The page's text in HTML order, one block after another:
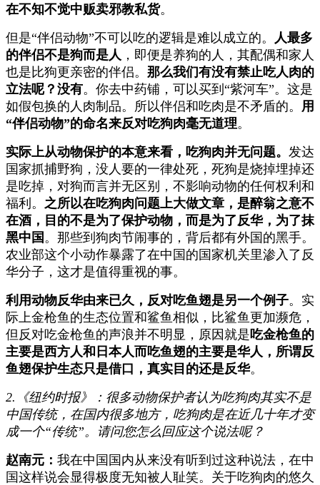
在不知不觉中贩卖邪教私货。
但是“伴侣动物”不可以吃的逻辑是难以成立的。
人最多
的伴侣不是狗而是人 ，即便是养狗的人，其配偶和家人
也是比狗更亲密的伴侣。 那么我们有没有禁止吃人肉的
立法呢？没有。你去中药铺，可以买到“紫河车”。这是
如假包换的人肉制品。所以伴侣和吃肉是不矛盾的。 用
“伴侣动物”的命名来反对吃狗肉毫无道理。
实际上从动物保护的本意来看，吃狗肉并无问题。 发达
国家抓捕野狗，没人要的一律处死，死狗是烧掉埋掉还
是吃掉，对狗而言并无区别，不影响动物的任何权利和
福利。 之所以在吃狗肉问题上大做文章，是醉翁之意不
在酒，目的不是为了保护动物，而是为了反华，为了抹
黑中国 。那些到狗肉节闹事的，背后都有外国的黑手。
农业部这个小动作暴露了在中国的国家机关里渗入了反
华分子，这才是值得重视的事。
利用动物反华由来已久，反对吃鱼翅是另一个例子。实
际上金枪鱼的生态位置和鲨鱼相似，比鲨鱼更加濒危，
但反对吃金枪鱼的声浪并不明显，原因就是吃金枪鱼的
主要是西方人和日本人而吃鱼翅的主要是华人，所谓反
鱼翅保护生态只是借口，真实目的还是反华。
2.《纽约时报》：很多动物保护者认为吃狗肉其实不是
中国传统，在国内很多地方，吃狗肉是在近几十年才变
成一个“传统”。请问您怎么回应这个说法呢？
赵南元： 我在中国国内从来没有听到过这种说法，在中
国这样说会显得极度无知被人耻笑。关于吃狗肉的悠久